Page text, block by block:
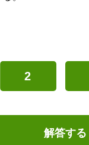
2
解答する